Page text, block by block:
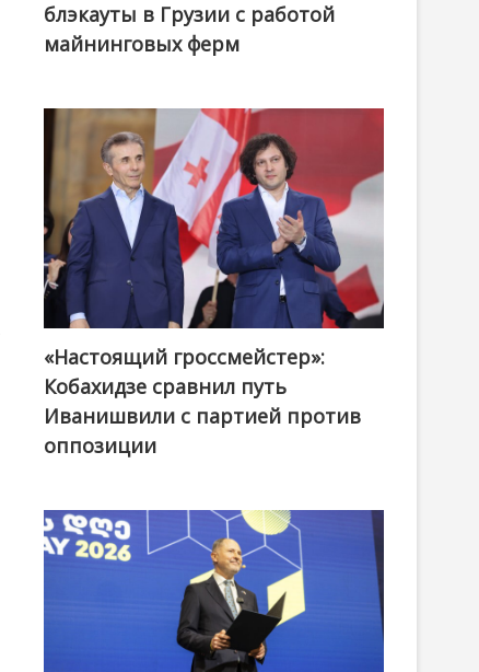
блэкауты в Грузии с работой
майнинговых ферм
@ქართული ოცნება / Georgian Dream
«Настоящий гроссмейстер»:
Кобахидзе сравнил путь
Иванишвили с партией против
оппозиции